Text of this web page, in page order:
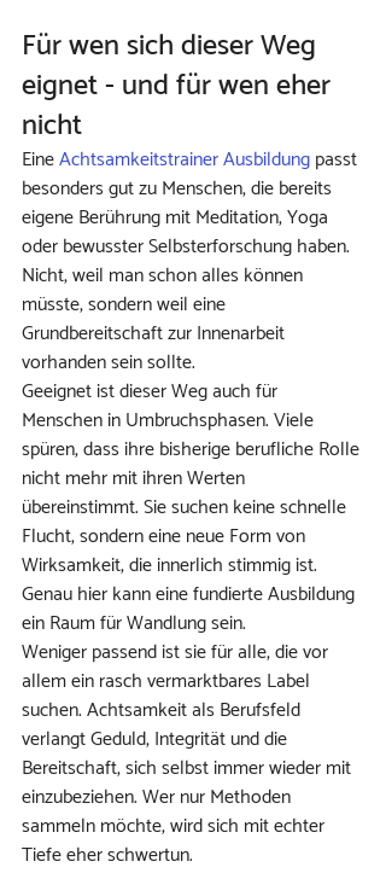
Für wen sich dieser Weg
eignet - und für wen eher
nicht
Eine Achtsamkeitstrainer Ausbildung passt
besonders gut zu Menschen, die bereits
eigene Berührung mit Meditation, Yoga
oder bewusster Selbsterforschung haben.
Nicht, weil man schon alles können
müsste, sondern weil eine
Grundbereitschaft zur Innenarbeit
vorhanden sein sollte.
Geeignet ist dieser Weg auch für
Menschen in Umbruchsphasen. Viele
spüren, dass ihre bisherige berufliche Rolle
nicht mehr mit ihren Werten
übereinstimmt. Sie suchen keine schnelle
Flucht, sondern eine neue Form von
Wirksamkeit, die innerlich stimmig ist.
Genau hier kann eine fundierte Ausbildung
ein Raum für Wandlung sein.
Weniger passend ist sie für alle, die vor
allem ein rasch vermarktbares Label
suchen. Achtsamkeit als Berufsfeld
verlangt Geduld, Integrität und die
Bereitschaft, sich selbst immer wieder mit
einzubeziehen. Wer nur Methoden
sammeln möchte, wird sich mit echter
Tiefe eher schwertun.